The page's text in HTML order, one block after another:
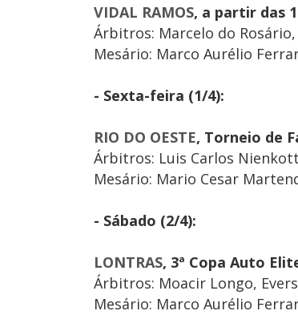
VIDAL RAMOS, a partir das
Árbitros: Marcelo do
Mesário: Marco Aurélio
- Sexta-feira (1/4):
RIO DO OESTE, Torneio de
Árbitros: Luis Carlos
Mesário: Mario Cesar
- Sábado (2/4):
LONTRAS, 3ª Copa Auto
Árbitros: Moacir Longo,
Mesário: Marco Aurélio